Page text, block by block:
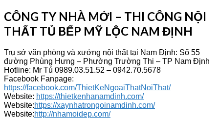
CÔNG TY NHÀ MỚI – THI CÔNG NỘI
THẤT TỦ BẾP MỸ LỘC NAM ĐỊNH
Trụ sở văn phòng và xưởng nội thất tại Nam Định: Số 55
đường Phùng Hưng – Phường Trường Thi – TP Nam Định
Hotline: Mr Tú 0989.03.51.52 – 0942.70.5678
Facebook Fanpage:
https://facebook.com/ThietKeNgoaiThatNoiThat/
Website: https://thietkenhanamdinh.com/
Website:https://xaynhatrongoinamdinh.com/
Website:http://nhamoidep.com/